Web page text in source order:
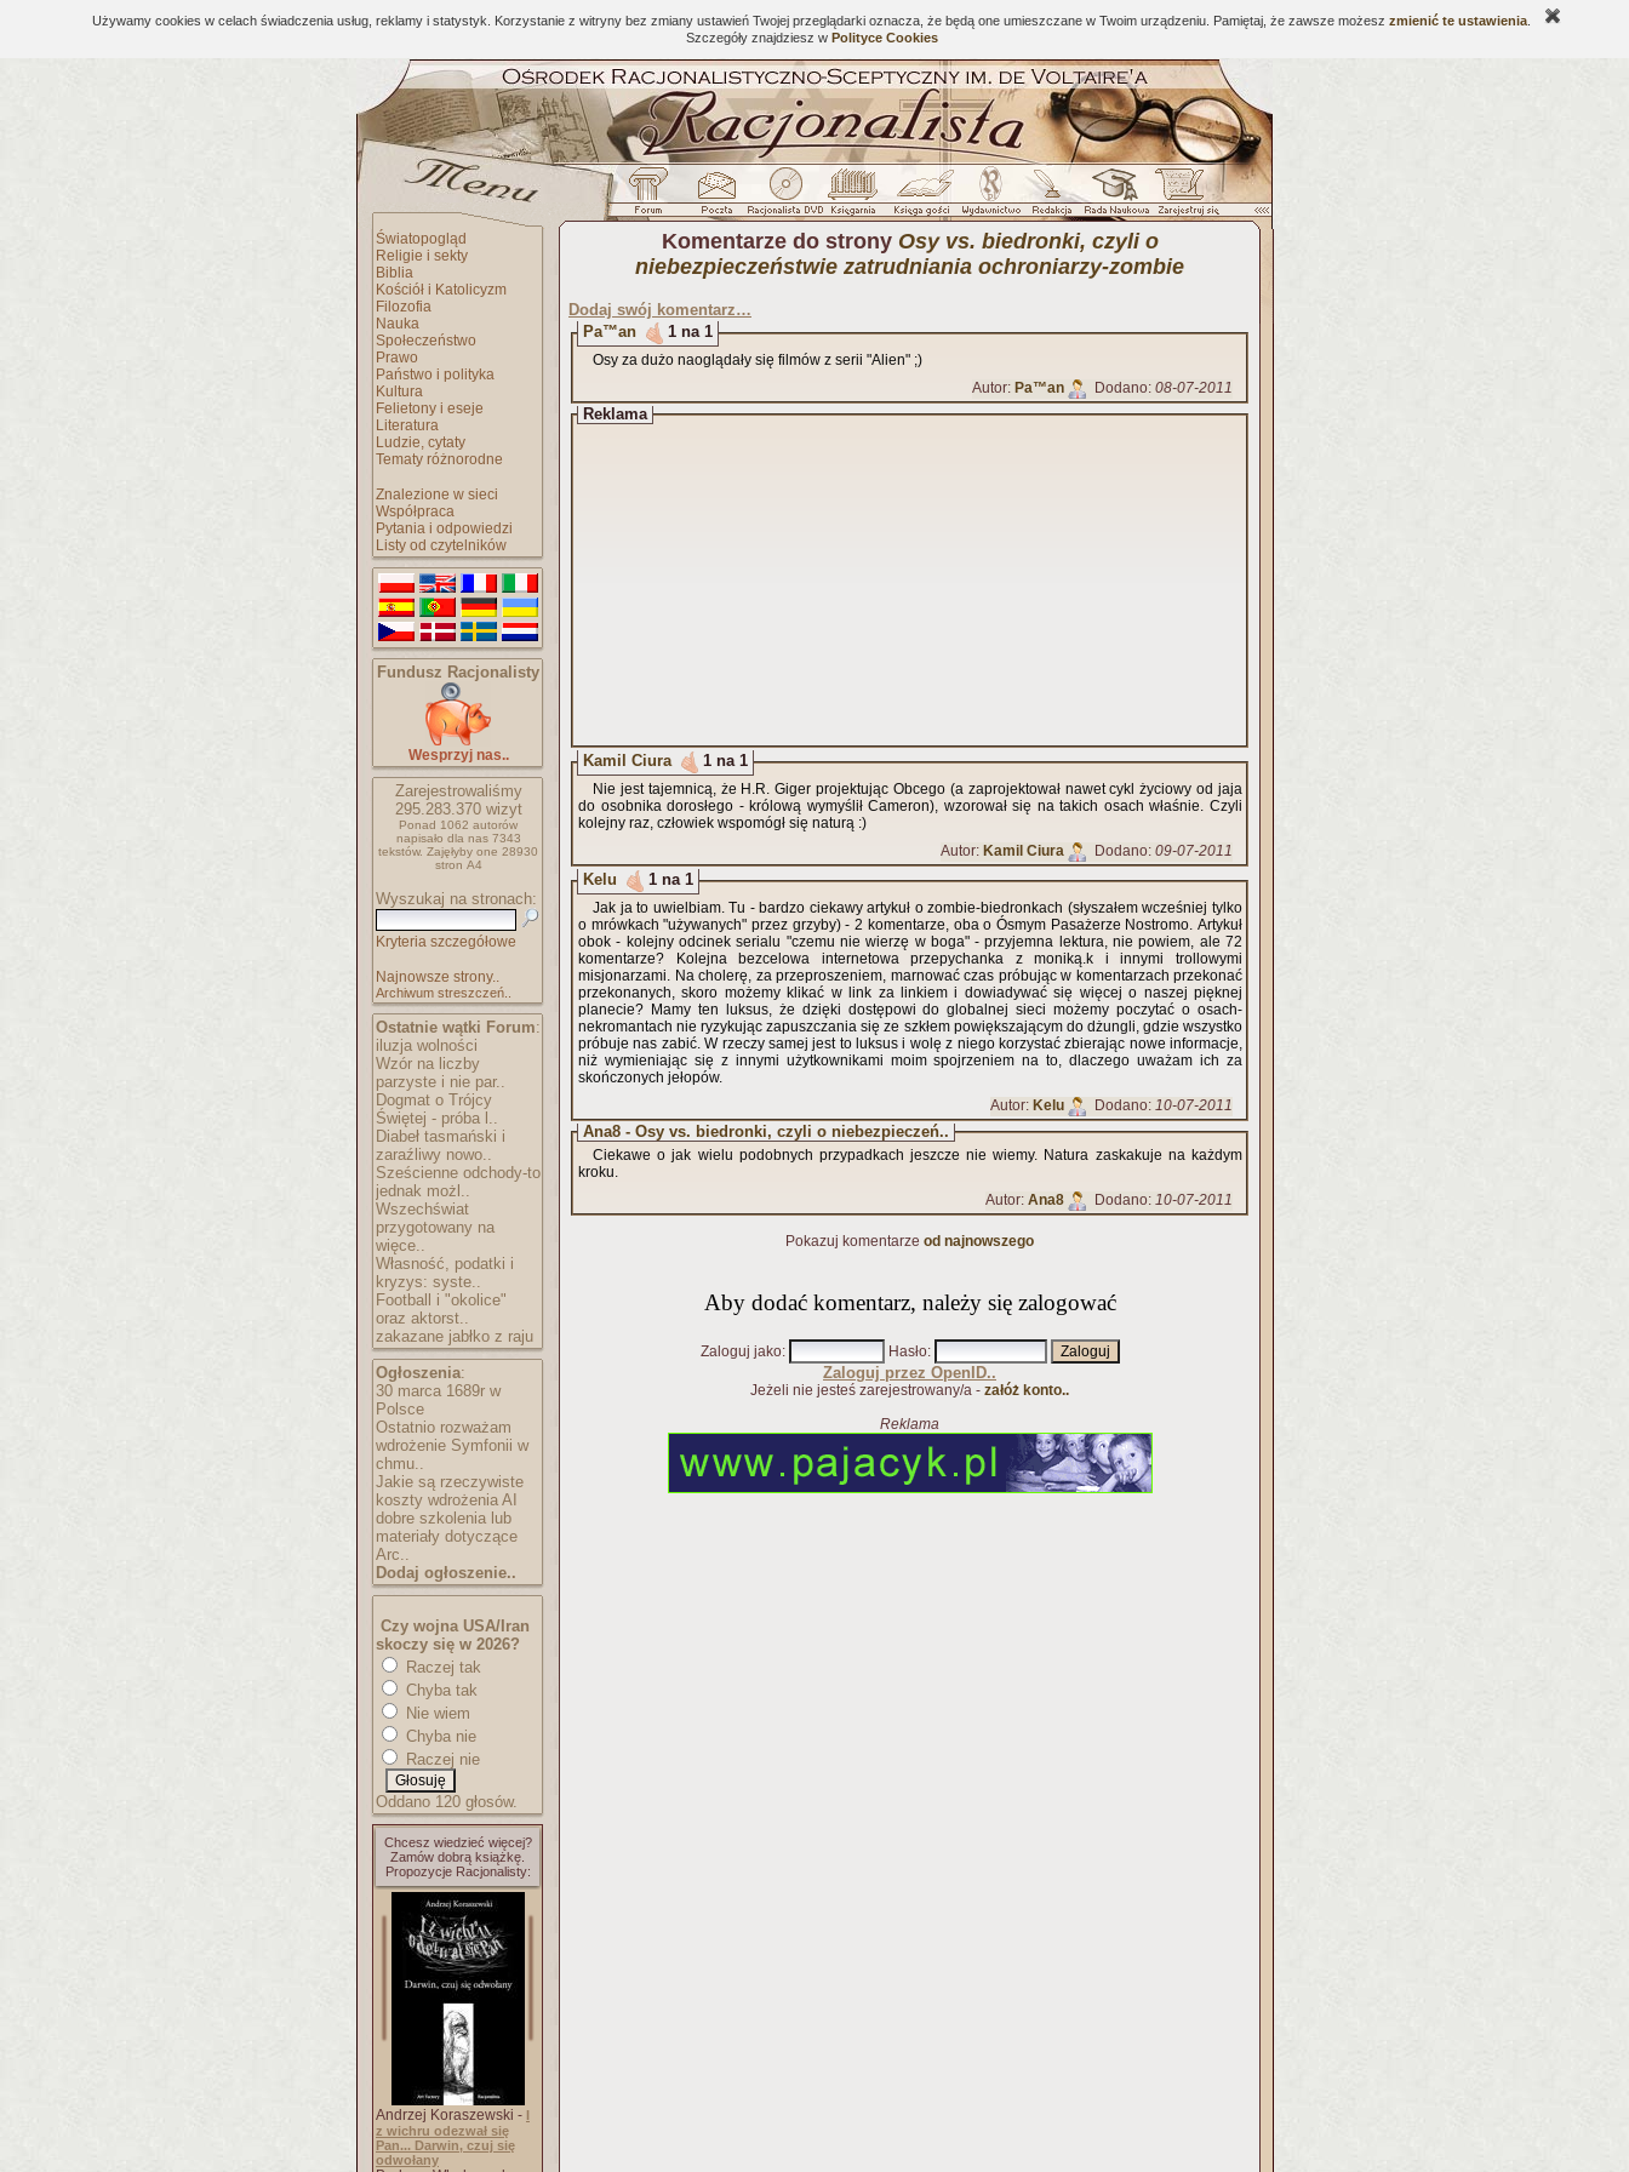
Używamy cookies w celach świadczenia usług, reklamy i statystyk. Korzystanie z witryny bez zmiany ustawień Twojej przeglądarki oznacza, że będą one umieszczane w Twoim urządzeniu. Pamiętaj, że zawsze możesz zmienić te ustawienia
Szczegóły znajdziesz w Polityce Cookies
Światopogląd
Religie i sekty
Biblia
Kościół i Katolicyzm
Filozofia
Nauka
Społeczeństwo
Prawo
Państwo i polityka
Kultura
Felietony i eseje
Literatura
Ludzie, cytaty
Tematy różnorodne
Znalezione w sieci
Współpraca
Pytania i odpowiedzi
Listy od czytelników
Fundusz Racjonalisty
Wesprzyj nas..
Zarejestrowaliśmy
295.283.370wizyt
Ponad 1062 autorów
napisało dla nas 7343
tekstów. Zajęłyby one 28930
stron A4
Wyszukaj na stronach:
Kryteria szczegółowe
Najnowsze strony..
Archiwum streszczeń..
Ostatnie wątki Forum:
iluzja wolności
Wzór na liczby
parzyste i nie par..
Dogmat o Trójcy
Świętej - próba l..
Diabeł tasmański i
zaraźliwy nowo..
Sześcienne odchody-to
jednak możl..
Wszechświat
przygotowany na
więce..
Własność, podatki i
kryzys: syste..
Football i "okolice"
oraz aktorst..
zakazane jabłko z raju
Ogłoszenia:
30 marca 1689r w
Polsce
Ostatnio rozważam
wdrożenie Symfonii w
chmu..
Jakie są rzeczywiste
koszty wdrożenia AI
dobre szkolenia lub
materiały dotyczące
Arc..
Dodaj ogłoszenie..
Czy wojna USA/Iran
skoczy się w 2026?
Raczej tak
Chyba tak
Nie wiem
Chyba nie
Raczej nie
Oddano 120 głosów.
Chcesz wiedzieć więcej?
Zamów dobrą książkę.
Propozycje Racjonalisty:
Andrzej Koraszewski - I
z wichru odezwał się
Pan... Darwin, czuj się
odwołany
Komentarze do strony Osy vs. biedronki, czyli o
niebezpieczeństwie zatrudniania ochroniarzy-zombie
Dodaj swój komentarz…
Pa™an
1 na 1
Osy za dużo naoglądały się filmów z serii "Alien" ;)
Autor: Pa™an Dodano: 08-07-2011
Reklama
Kamil Ciura 1 na 1
Nie jest tajemnicą, że H.R. Giger projektując Obcego (a zaprojektował nawet cykl życiowy od jaja
do osobnika dorosłego - królową wymyślił Cameron), wzorował się na takich osach właśnie. Czyli
kolejny raz, człowiek wspomógł się naturą :)
Autor: Kamil Ciura Dodano: 09-07-2011
Kelu 1 na 1
Jak ja to uwielbiam. Tu - bardzo ciekawy artykuł o zombie-biedronkach (słyszałem wcześniej tylko
o mrówkach "używanych" przez grzyby) - 2 komentarze, oba o Ósmym Pasażerze Nostromo. Artykuł
obok - kolejny odcinek serialu "czemu nie wierzę w boga" - przyjemna lektura, nie powiem, ale 72
komentarze? Kolejna bezcelowa internetowa przepychanka z moniką.k i innymi trollowymi
misjonarzami. Na cholerę, za przeproszeniem, marnować czas próbując w komentarzach przekonać
przekonanych, skoro możemy klikać w link za linkiem i dowiadywać się więcej o naszej pięknej
planecie? Mamy ten luksus, że dzięki dostępowi do globalnej sieci możemy poczytać o osach-
nekromantach nie ryzykując zapuszczania się ze szkłem powiększającym do dżungli, gdzie wszystko
próbuje nas zabić. W rzeczy samej jest to luksus i wolę z niego korzystać zbierając nowe informacje,
niż wymieniając się z innymi użytkownikami moim spojrzeniem na to, dlaczego uważam ich za
skończonych jełopów.
Autor: Kelu Dodano: 10-07-2011
Ana8 - Osy vs. biedronki, czyli o niebezpieczeń..
Ciekawe o jak wielu podobnych przypadkach jeszcze nie wiemy. Natura zaskakuje na każdym
kroku.
Autor: Ana8 Dodano: 10-07-2011
Pokazuj komentarze od najnowszego
Aby dodać komentarz, należy się zalogować
Zaloguj jako: Hasło:
Zaloguj przez OpenID..
Jeżeli nie jesteś zarejestrowany/a - załóż konto..
Reklama